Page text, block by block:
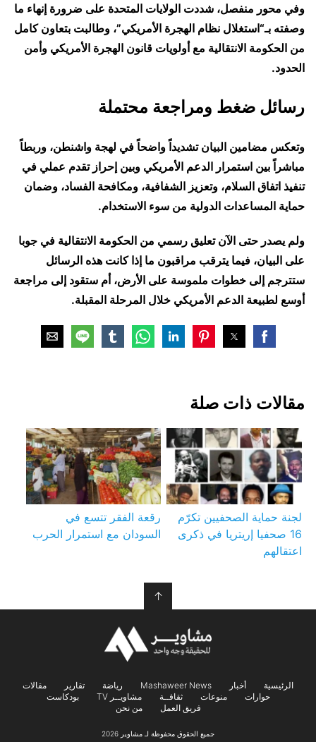
وفي محور منفصل، شددت الولايات المتحدة على ضرورة إنهاء ما
وصفته بـ“استغلال نظام الهجرة الأمريكي”، وطالبت بتعاون كامل
من الحكومة الانتقالية مع أولويات قانون الهجرة الأمريكي وأمن
الحدود.
رسائل ضغط ومراجعة محتملة
وتعكس مضامين البيان تشديداً واضحاً في لهجة واشنطن، وربطاً
مباشراً بين استمرار الدعم الأمريكي وبين إحراز تقدم عملي في
تنفيذ اتفاق السلام، وتعزيز الشفافية، ومكافحة الفساد، وضمان
حماية المساعدات الدولية من سوء الاستخدام.
ولم يصدر حتى الآن تعليق رسمي من الحكومة الانتقالية في جوبا
على البيان، فيما يترقب مراقبون ما إذا كانت هذه الرسائل
ستترجم إلى خطوات ملموسة على الأرض، أم ستقود إلى مراجعة
أوسع لطبيعة الدعم الأمريكي خلال المرحلة المقبلة.
مقالات ذات صلة
لجنة حماية الصحفيين تكرّم
16 صحفيا إريتريا في ذكرى
اعتقالهم
رقعة الفقر تتسع في
السودان مع استمرار الحرب
↑
الرئيسية أخبار Mashaweer News رياضة تقارير
مقالات
حوارات
منوعات ثقافــة مشاويــر TV
بودكاست
فريق العمل
من نحن
جميع الحقوق محفوظة لـ مشاوير 2026